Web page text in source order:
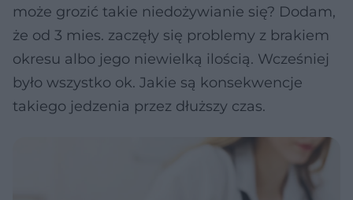
może grozić takie niedożywianie się? Dodam,
że od 3 mies. zaczęły się problemy z brakiem
okresu albo jego niewielką ilością. Wcześniej
było wszystko ok. Jakie są konsekwencje
takiego jedzenia przez dłuższy czas.